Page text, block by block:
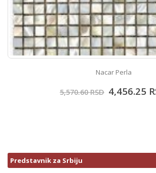
Nacar Perla
5,570.60RSD 4,456.25
Predstavnik za Srbiju